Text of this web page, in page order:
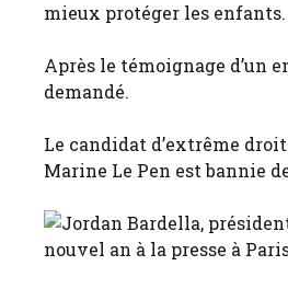
mieux protéger les enfants.
Après le témoignage d’un
demandé.
Le candidat d’extrême
Marine Le Pen est bannie